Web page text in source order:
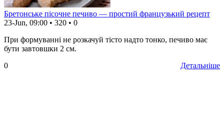
Бретонське пісочне печиво — простий французький рецепт
23-Jun, 09:00 • 320 • 0
При формуванні не розкачуй тісто надто тонко, печиво має
бути завтовшки 2 см.
Детальніше
0